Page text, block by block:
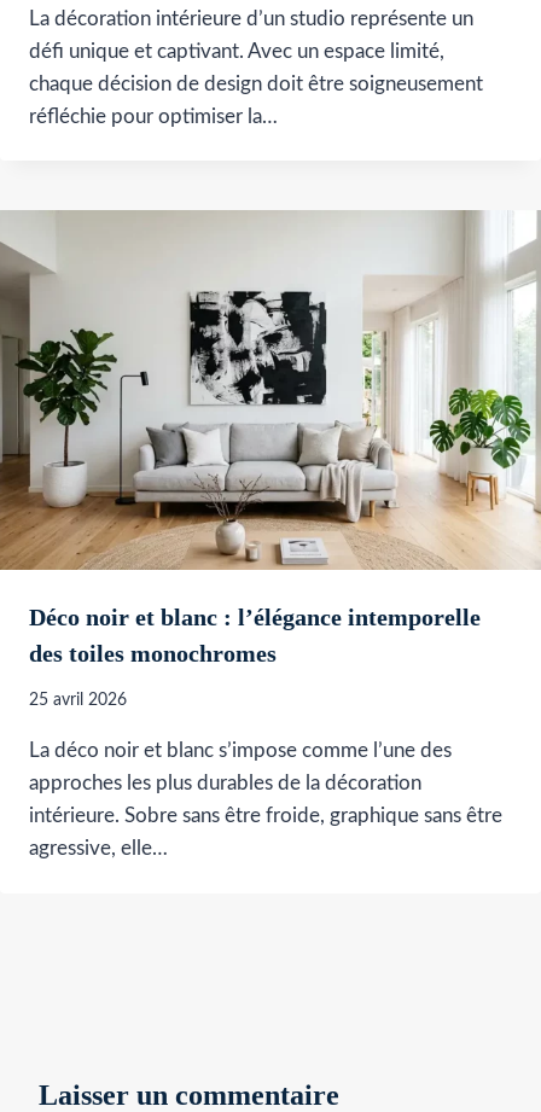
La décoration intérieure d’un studio représente un
défi unique et captivant. Avec un espace limité,
chaque décision de design doit être soigneusement
réfléchie pour optimiser la…
Déco noir et blanc : l’élégance intemporelle
des toiles monochromes
25 avril 2026
La déco noir et blanc s’impose comme l’une des
approches les plus durables de la décoration
intérieure. Sobre sans être froide, graphique sans être
agressive, elle…
Laisser un commentaire